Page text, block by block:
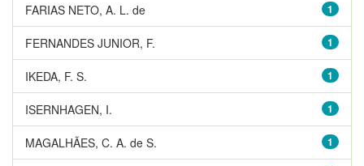
1
FARIAS NETO, A. L. de
1
FERNANDES JUNIOR, F.
1
IKEDA, F. S.
1
ISERNHAGEN, I.
1
MAGALHÃES, C. A. de S.